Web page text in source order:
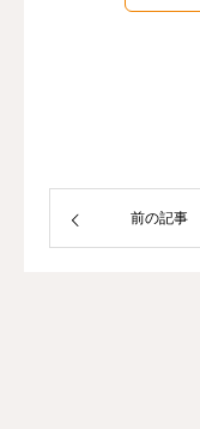
前の記事